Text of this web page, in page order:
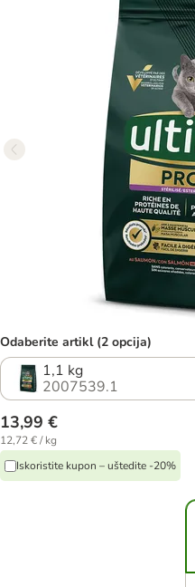
Odaberite artikl (2 opcija)
1,1 kg
2007539.1
13,99 €
12,72 € / kg
Iskoristite kupon – uštedite -20%